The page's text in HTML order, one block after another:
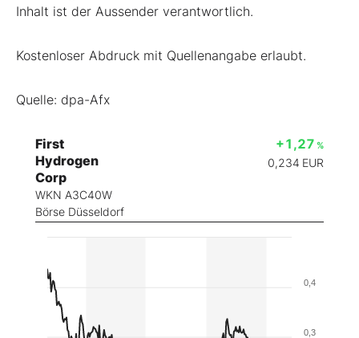
Inhalt ist der Aussender verantwortlich.
Kostenloser Abdruck mit Quellenangabe erlaubt.
Quelle: dpa-Afx
First
Hydrogen
Corp
WKN A3C40W
Börse Düsseldorf
+1,27 %
0,234 EUR
0,3
0,4